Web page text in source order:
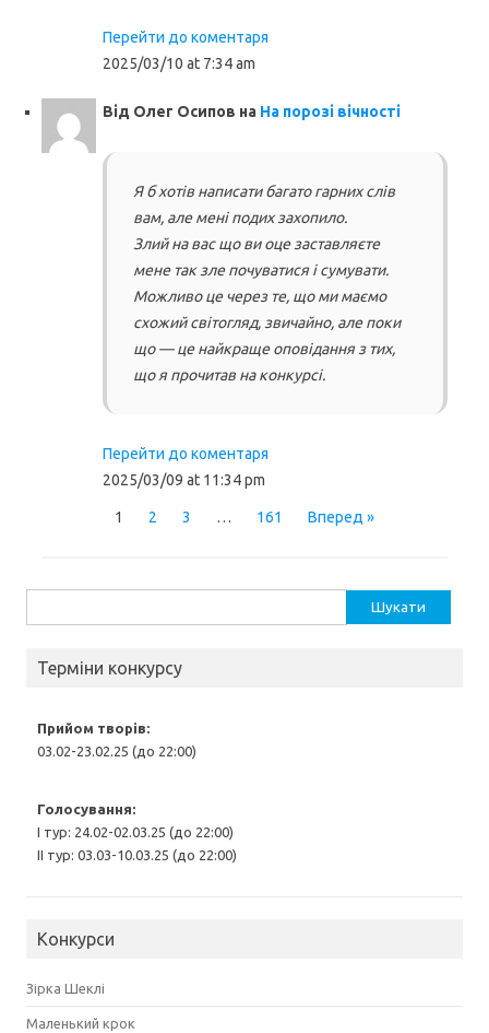
Перейти до коментаря
2025/03/10 at 7:34 am
Від Олег Осипов на На порозі вічності
Я б хотів написати багато гарних слів
вам, але мені подих захопило.
Злий на вас що ви оце заставляєте
мене так зле почуватися і сумувати.
Можливо це через те, що ми маємо
схожий світогляд, звичайно, але поки
що — це найкраще оповідання з тих,
що я прочитав на конкурсі.
Перейти до коментаря
2025/03/09 at 11:34 pm
1 2 3 … 161 Вперед »
Терміни конкурсу
Прийом творів:
03.02-23.02.25 (до 22:00)
Голосування:
І тур: 24.02-02.03.25 (до 22:00)
ІІ тур: 03.03-10.03.25 (до 22:00)
Конкурси
Зірка Шеклі
Маленький крок